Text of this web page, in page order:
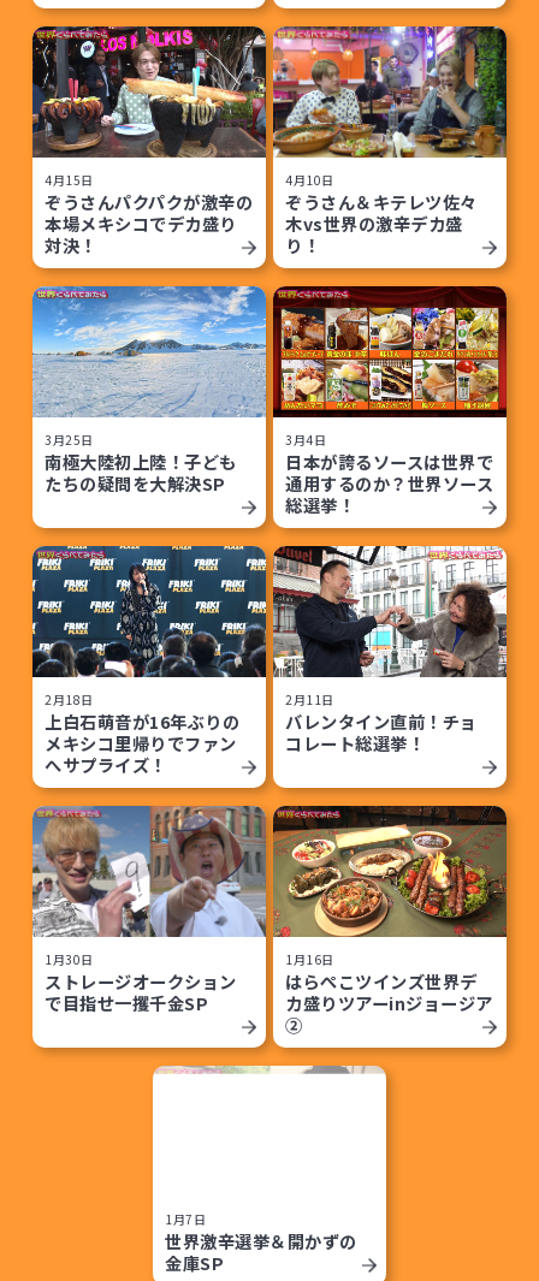
4月15日
ぞうさんパクパクが激辛の
本場メキシコでデカ盛り
対決！
4月10日
ぞうさん＆キテレツ佐々
木vs世界の激辛デカ盛
り！
3月25日
南極大陸初上陸！子ども
たちの疑問を大解決SP
3月4日
日本が誇るソースは世界で
通用するのか？世界ソース
総選挙！
2月18日
上白石萌音が16年ぶりの
メキシコ里帰りでファン
へサプライズ！
2月11日
バレンタイン直前！チョ
コレート総選挙！
1月30日
ストレージオークション
で目指せ一攫千金SP
1月16日
はらぺこツインズ世界デ
カ盛りツアーinジョージア
②
1月7日
世界激辛選挙＆開かずの
金庫SP